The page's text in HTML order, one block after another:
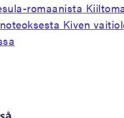
romaanista
Kiven